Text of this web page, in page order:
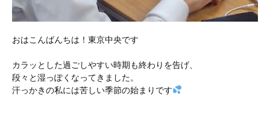
おはこんばんちは！東京中央です
カラッとした過ごしやすい時期も終わりを告げ、
段々と湿っぽくなってきました。
汗っかきの私には苦しい季節の始まりです